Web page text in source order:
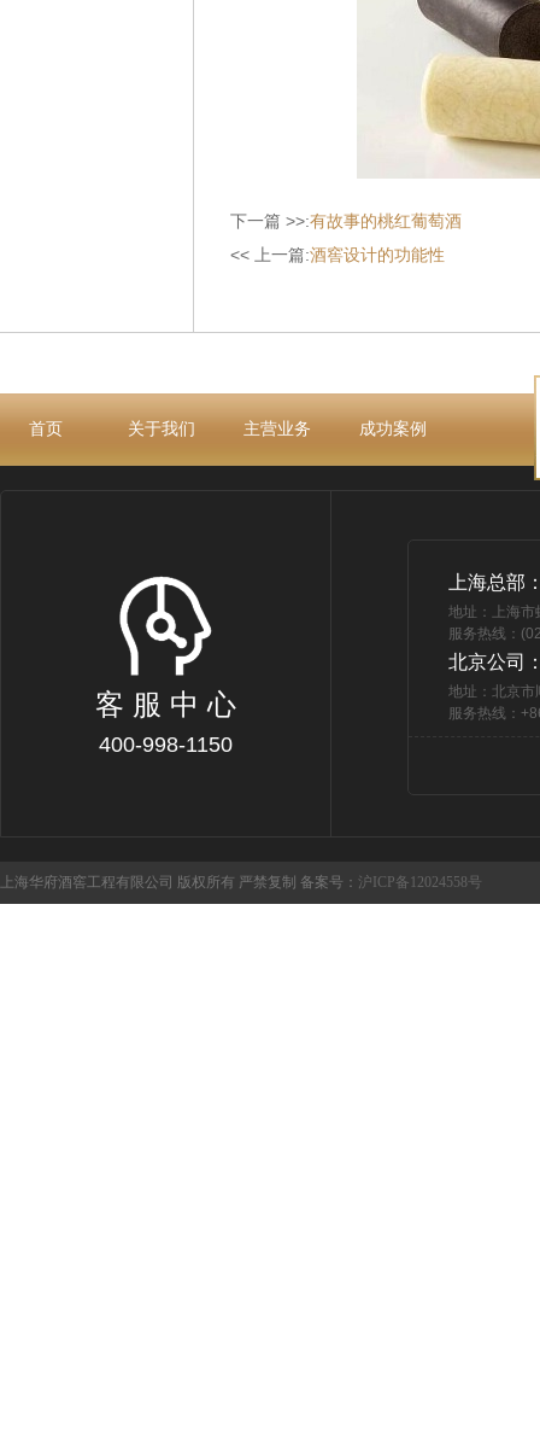
下一篇 >>:有故事的桃红葡萄酒
<< 上一篇:酒窖设计的功能性
首页 关于我们 主营业务 成功案例
客 服 中 心
400-998-1150
上海总部
地址：上海
服务热线：
北京公司
地址：北京市
服务热线：
上海华府酒窖工程有限公司 版权所有 严禁复制 备案号： 沪ICP备12024558号